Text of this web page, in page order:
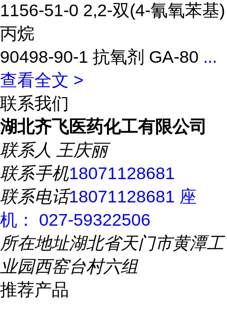
1156-51-0 2,2-双(4-氰氧苯基)
丙烷
90498-90-1 抗氧剂 GA-80 ...
查看全文 >
联系我们
湖北齐飞医药化工有限公司
联系人 王庆丽
联系手机18071128681
联系电话18071128681 座
机： 027-59322506
所在地址湖北省天门市黄潭工
业园西窑台村六组
推荐产品